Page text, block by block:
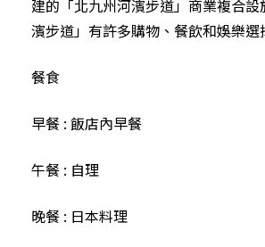
建的「北九州河濱步道」商業複合
濱步道」有許多購物、餐飲和娛樂選
餐食
早餐 : 飯店內早餐
午餐 : 自理
晚餐 : 日本料理